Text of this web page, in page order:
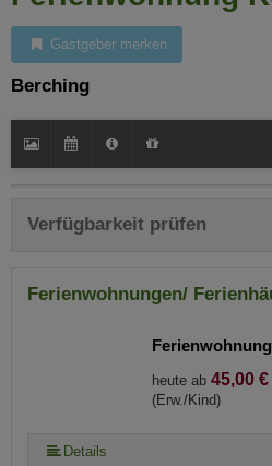
Gastgeber merken
Berching
Verfügbarkeit prüfen
Ferienwohnungen/
heute ab 45,00 €
(Erw./Kind)
Details